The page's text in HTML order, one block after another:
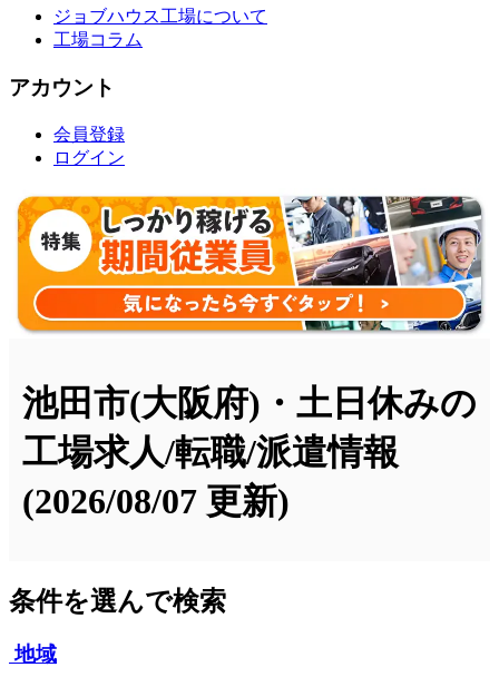
ジョブハウス工場について
工場コラム
アカウント
会員登録
ログイン
池田市(大阪府)・土日休みの
工場求人/転職/派遣情報
(2026/08/07 更新)
条件を選んで検索
地域